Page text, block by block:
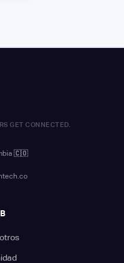
GET CONNECTED.
🇨🇴